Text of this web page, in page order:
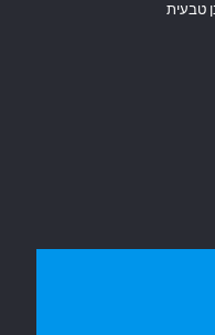
טבעית